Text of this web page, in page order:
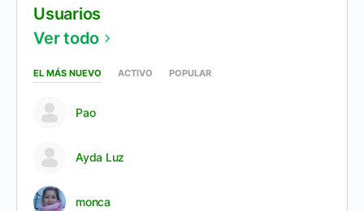
Usuarios
Ver todo
EL MÁS NUEVO ACTIVO POPULAR
Pao
Ayda Luz
monca